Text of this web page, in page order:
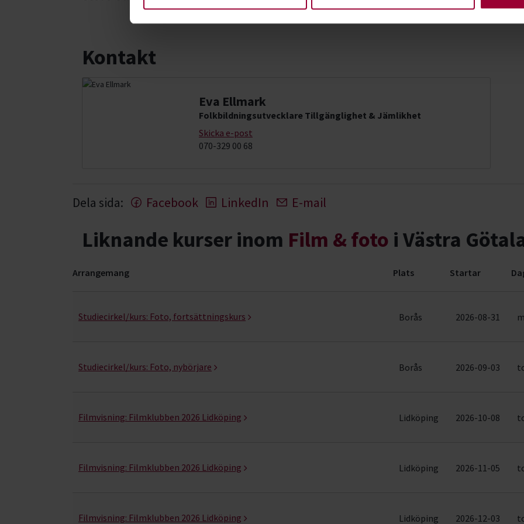
Kontakt
Eva Ellmark
Folkbildningsutvecklare Tillgänglighet & Jämlikhet
Skicka e-post
070-329 00 68
Dela sida: Facebook LinkedIn E-mail
Liknande kurser inom Film & foto i Västra
Arrangemang Plats Startar
Studiecirkel/kurs: Foto, fortsättningskurs Borås 2026-08-31
Studiecirkel/kurs: Foto, nybörjare Borås 2026-09-03
Filmvisning: Filmklubben 2026 Lidköping Lidköping 2026-10-08
Filmvisning: Filmklubben 2026 Lidköping Lidköping 2026-11-05
Filmvisning: Filmklubben 2026 Lidköping Lidköping 2026-12-03